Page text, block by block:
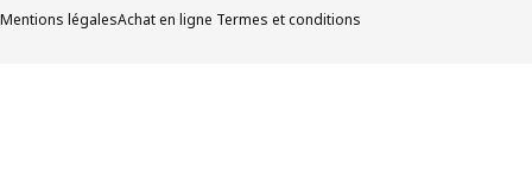
Mentions légalesAchat en ligne Termes et conditions